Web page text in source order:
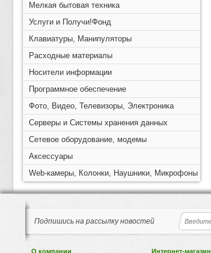
Мелкая бытовая техника
Услуги и Получи!Фонд
Клавиатуры, Манипуляторы
Расходные материалы
Носители информации
Программное обеспечение
Фото, Видео, Телевизоры, Электроника
Серверы и Системы хранения данных
Сетевое оборудование, модемы
Аксессуары
Web-камеры, Колонки, Наушники, Микрофоны
Подпишись на рассылку новостей
О компании Интернет-магазин